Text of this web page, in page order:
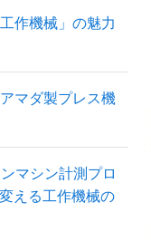
作機械」の魅力
マダ製プレス機
マシン計測プロ
える工作機械の